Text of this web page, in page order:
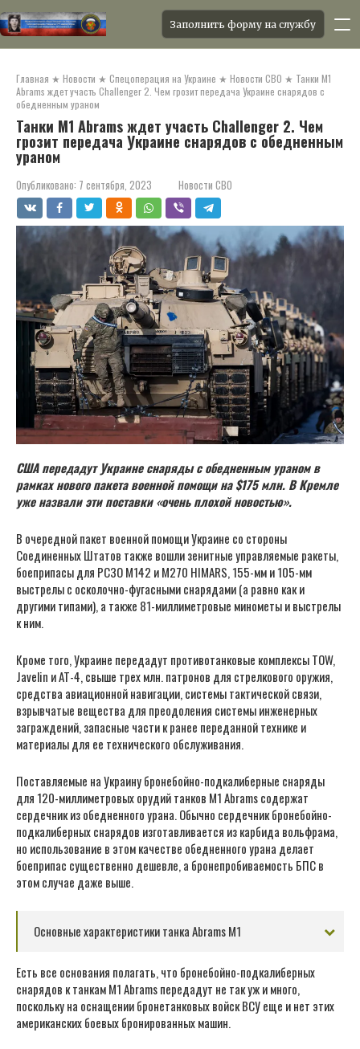
контенту
Заполнить форму на службу
Главная ★ Новости ★ Спецоперация на Украине ★ Новости СВО ★ Танки M1
Abrams ждет участь Challenger 2. Чем грозит передача Украине снарядов с
обедненным ураном
Танки M1 Abrams ждет участь Challenger 2. Чем
грозит передача Украине снарядов с обедненным
ураном
Опубликовано: 7 сентября, 2023 Новости СВО
США передадут Украине снаряды с обедненным ураном в
рамках нового пакета военной помощи на $175 млн. В Кремле
уже назвали эти поставки «очень плохой новостью».
В очередной пакет военной помощи Украине со стороны
Соединенных Штатов также вошли зенитные управляемые ракеты,
боеприпасы для РСЗО М142 и М270 HIMARS, 155-мм и 105-мм
выстрелы с осколочно-фугасными снарядами (а равно как и
другими типами), а также 81-миллиметровые минометы и выстрелы
к ним.
Кроме того, Украине передадут противотанковые комплексы TOW,
Javelin и AT-4, свыше трех млн. патронов для стрелкового оружия,
средства авиационной навигации, системы тактической связи,
взрывчатые вещества для преодоления системы инженерных
заграждений, запасные части к ранее переданной технике и
материалы для ее технического обслуживания.
Поставляемые на Украину бронебойно-подкалиберные снаряды
для 120-миллиметровых орудий танков М1 Abrams содержат
сердечник из обедненного урана. Обычно сердечник бронебойно-
подкалиберных снарядов изготавливается из карбида вольфрама,
но использование в этом качестве обедненного урана делает
боеприпас существенно дешевле, а бронепробиваемость БПС в
этом случае даже выше.
Основные характеристики танка Abrams M1
Есть все основания полагать, что бронебойно-подкалиберных
снарядов к танкам М1 Abrams передадут не так уж и много,
поскольку на оснащении бронетанковых войск ВСУ еще и нет этих
американских боевых бронированных машин.